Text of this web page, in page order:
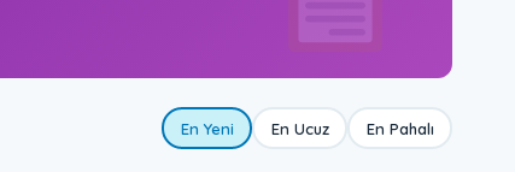
En Yeni En Ucuz En Pahalı